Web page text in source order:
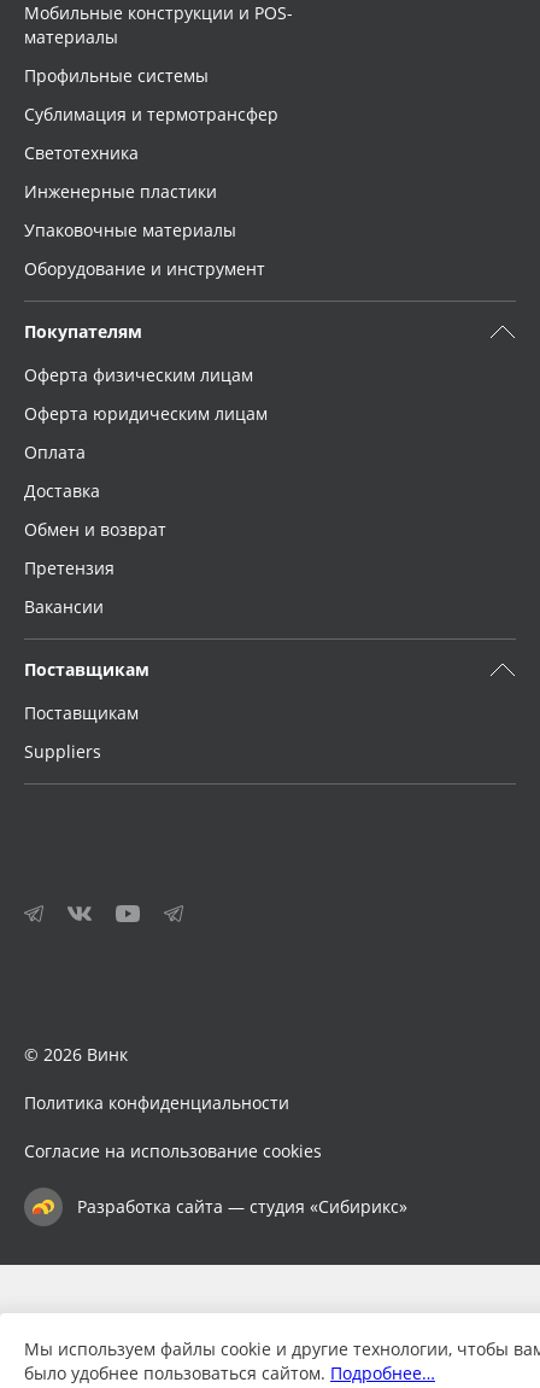
Мобильные конструкции и POS-
материалы
Профильные системы
Сублимация и термотрансфер
Светотехника
Инженерные пластики
Упаковочные материалы
Оборудование и инструмент
Покупателям
Оферта физическим лицам
Оферта юридическим лицам
Оплата
Доставка
Обмен и возврат
Претензия
Вакансии
Поставщикам
Поставщикам
Suppliers
© 2026 Винк
Политика конфиденциальности
Согласие на использование cookies
Разработка сайта — студия «Сибирикс»
Мы используем файлы cookie и другие технологии, чтобы
было удобнее пользоваться сайтом. Подробнее…